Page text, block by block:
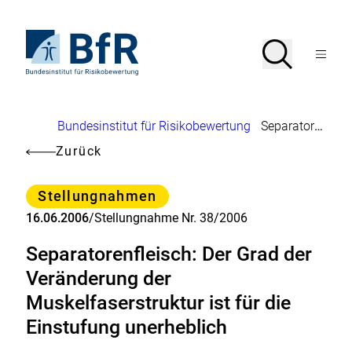
Seiteninhalt
springenStartseite
von
Suche
SucheMenü
Brotkrumennavigation
Bundesinstitut für Risikobewertung
Separatorenfleisch: Der Grad der Veränderung der Muskelfaserstruktur ist für die Einstufung unerheblich
Zurück
Kategorie
Stellungnahmen
16.06.2006/Stellungnahme Nr. 38/2006
Separatorenfleisch: Der Grad der
Veränderung der
Muskelfaserstruktur ist für die
Einstufung unerheblich